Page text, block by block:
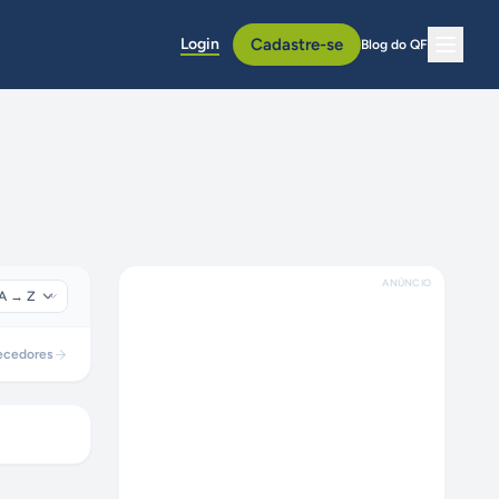
Login Cadastre-se Blog do QF
ANÚNCIO